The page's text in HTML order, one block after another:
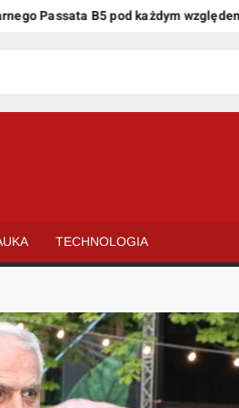
B5 pod każdym względem
TECHNOLOGIA